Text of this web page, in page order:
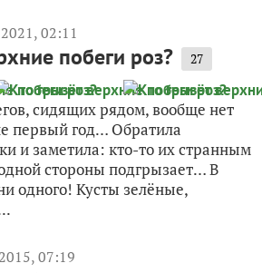
02:11
побеги роз? 27
сидящих рядом, вообще нет
первый год… Обратила
и заметила: кто-то их странным
стороны подгрызает… В
одного! Кусты зелёные,
07:19